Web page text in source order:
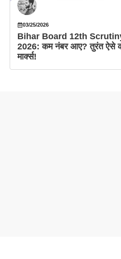
03/25/2026
Bihar Board 12th
2026: कम नंबर आए? तुरंत ऐसे
मार्क्स!